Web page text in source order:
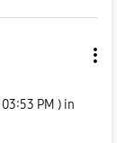
03:53 PM ) in